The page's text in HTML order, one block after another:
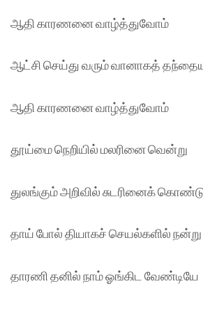
ஆதி காரணனை வாழ்த்துவோம்
ஆட்சி செய்து வரும் வானாகத்
ஆதி காரணனை வாழ்த்துவோம்
தூய்மை நெறியில் மலரினை வென்று
துலங்கும் அறிவில் சுடரினைக்
தாய் போல் தியாகச் செயல்களில் நன்று
தாரணி தனில் நாம் ஓங்கிட வேண்டியே